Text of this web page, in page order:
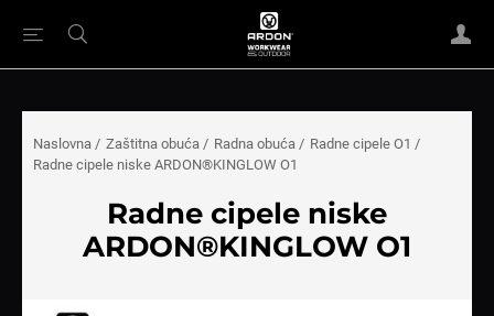
Naslovna / Zaštitna obuća / Radna obuća / Radne cipele O1 /
Radne cipele niske ARDON®KINGLOW O1
Radne cipele niske
ARDON®KINGLOW O1